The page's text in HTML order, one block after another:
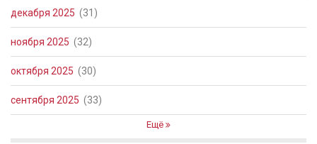
декабря 2025 (31)
ноября 2025 (32)
октября 2025 (30)
сентября 2025 (33)
Ещё